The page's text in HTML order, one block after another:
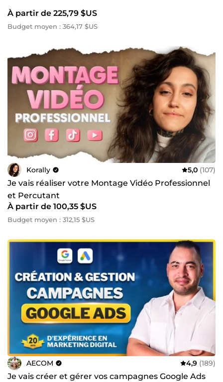
À partir de 225,79 $US
Budget moyen : 364,17 $US
Korally 5,0 (107)
Je vais réaliser votre Montage Vidéo Professionnel
et Percutant
À partir de 100,35 $US
Budget moyen : 312,15 $US
AECOM 4,9 (189)
Je vais créer et gérer vos campagnes Google Ads